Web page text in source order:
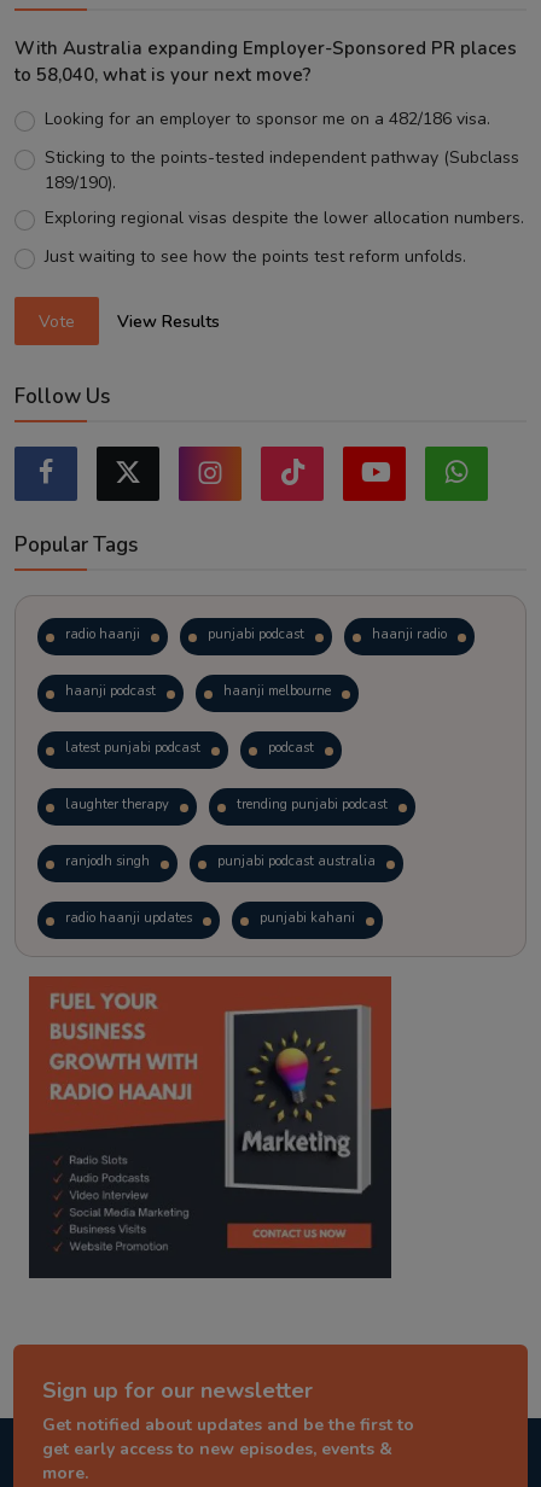
With Australia expanding Employer-Sponsored PR places
to 58,040, what is your next move?
Looking for an employer to sponsor me on a 482/186 visa.
Sticking to the points-tested independent pathway (Subclass
189/190).
Exploring regional visas despite the lower allocation numbers.
Just waiting to see how the points test reform unfolds.
Vote View Results
Follow Us
Popular Tags
radio haanji punjabi podcast haanji radio
haanji podcast haanji melbourne
latest punjabi podcast podcast
laughter therapy trending punjabi podcast
ranjodh singh punjabi podcast australia
radio haanji updates punjabi kahani
kitaab kahani punjabi story
Sign up for our newsletter
Get notified about updates and be the first to
get early access to new episodes, events &
more.